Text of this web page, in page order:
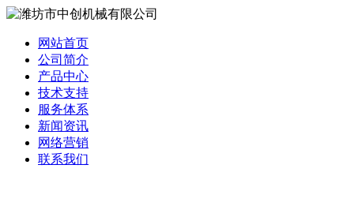
网站首页
公司简介
产品中心
技术支持
服务体系
新闻资讯
网络营销
联系我们